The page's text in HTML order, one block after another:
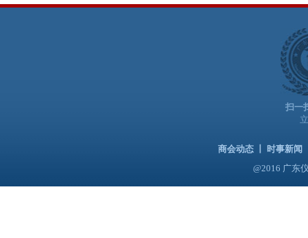
扫一
商会动态 时事新闻
@2016 广东